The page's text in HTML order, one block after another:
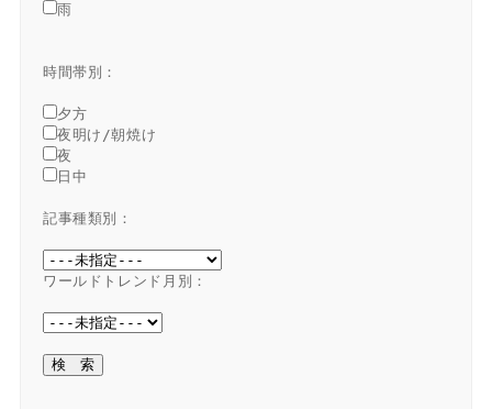
雨
時間帯別：
夕方
夜明け/朝焼け
夜
日中
記事種類別：
ワールドトレンド月別：